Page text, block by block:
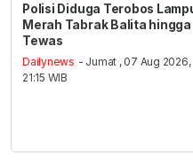
Polisi Diduga Terobos
Merah Tabrak Balita hingga
Tewas
Dailynews - Jumat , 07 Aug 2026,
21:15 WIB